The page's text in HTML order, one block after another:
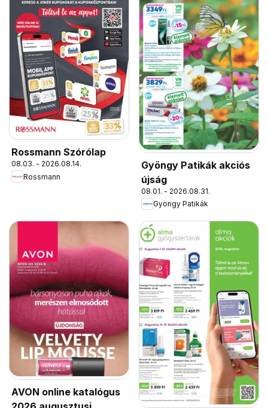
Rossmann Szórólap
08.03. - 2026.08.14.
Rossmann
Gyöngy Patikák akciós
újság
08.01. - 2026.08.31.
Gyöngy Patikák
AVON online katalógus